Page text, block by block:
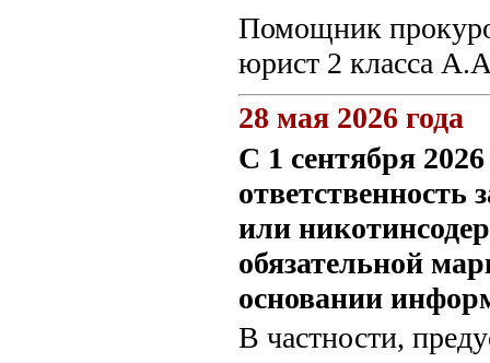
Помощник
юрист 2 класса
28 мая 2026 года
С 1 сентября
ответственность
или
обязательной
основании
В частности,